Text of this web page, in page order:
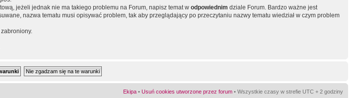
jeżeli jednak nie ma takiego problemu na Forum, napisz temat w odpowiednim dziale Forum. Bardzo ważne jest
nazwa tematu musi opisywać problem, tak aby przeglądający po przeczytaniu nazwy tematu wiedział w czym problem
Ekipa • Usuń cookies utworzone przez forum • Wszystkie czasy w strefie UTC + 2 godziny